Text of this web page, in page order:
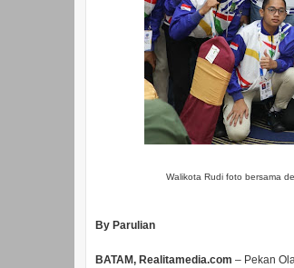
Walikota Rudi foto bersama
By Parulian
BATAM, Realitamedia.com – Pekan